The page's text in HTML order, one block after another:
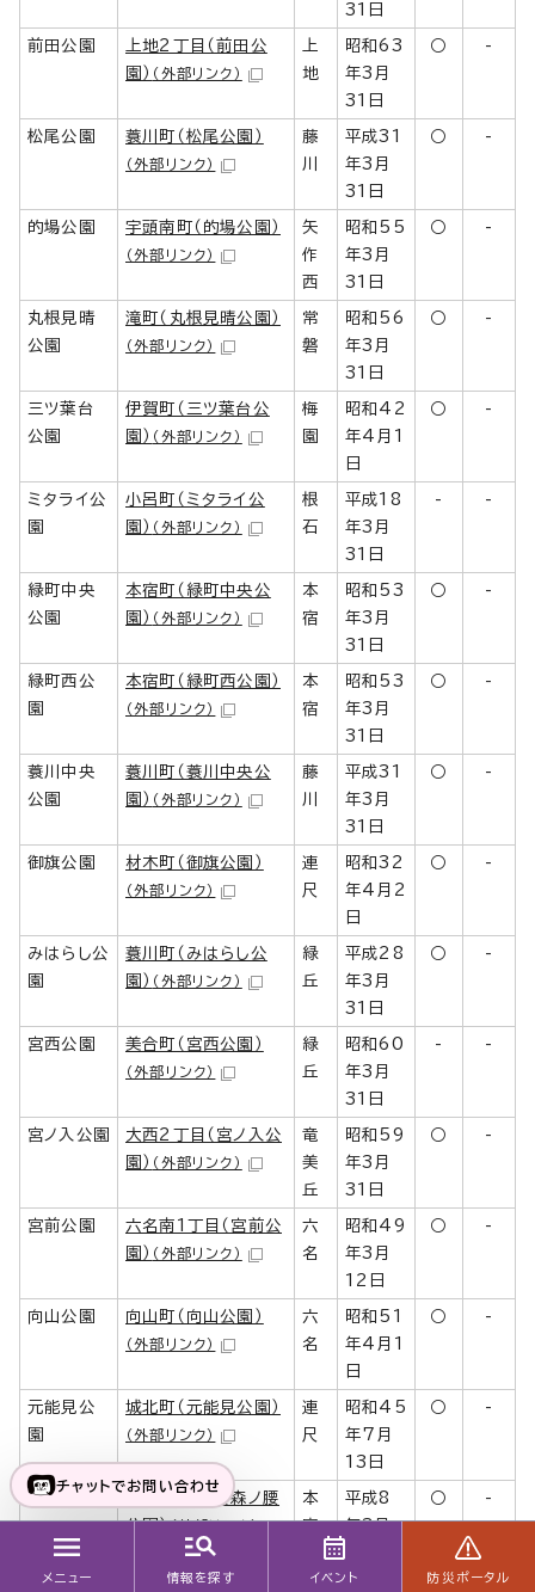
31日
前田公園
上地2丁目（前田公
園） （外部リンク）
上
地
昭和63
年3月
31日
○ -
松尾公園 蓑川町（松尾公園）
（外部リンク）
藤
川
平成31
年3月
31日
○ -
的場公園 宇頭南町（的場公園）
（外部リンク）
矢
作
西
昭和55
年3月
31日
○ -
丸根見晴
公園
滝町（丸根見晴公園）
（外部リンク）
常
磐
昭和56
年3月
31日
○ -
三ツ葉台
公園
伊賀町（三ツ葉台公
園） （外部リンク）
梅
園
昭和42
年4月1
日
○ -
ミタライ公
園
小呂町（ミタライ公
園） （外部リンク）
根
石
平成18
年3月
31日
- -
緑町中央
公園
本宿町（緑町中央公
園） （外部リンク）
本
宿
昭和53
年3月
31日
○ -
緑町西公
園
本宿町（緑町西公園）
（外部リンク）
本
宿
昭和53
年3月
31日
○ -
蓑川中央
公園
蓑川町（蓑川中央公
園） （外部リンク）
藤
川
平成31
年3月
31日
○ -
御旗公園 材木町（御旗公園）
（外部リンク）
連
尺
昭和32
年4月2
日
○ -
みはらし公
園
蓑川町（みはらし公
園） （外部リンク）
緑
丘
平成28
年3月
31日
○ -
宮西公園 美合町（宮西公園）
（外部リンク）
緑
丘
昭和60
年3月
31日
- -
宮ノ入公園
大西2丁目（宮ノ入公
園） （外部リンク）
竜
美
丘
昭和59
年3月
31日
○ -
宮前公園
六名南1丁目（宮前公
園） （外部リンク）
六
名
昭和49
年3月
12日
○ -
向山公園 向山町（向山公園）
（外部リンク）
六
名
昭和51
年4月1
日
○ -
元能見公
園
城北町（元能見公園）
（外部リンク）
連
尺
昭和45
年7月
13日
○ -
森ノ腰公園
本宿茜1丁目（森ノ腰
公園）（外部リンク）
本
宿
平成8
年3月
○ -
メニュー 情報を探す イベント 防災ポータル
チャットでお問い合わせ